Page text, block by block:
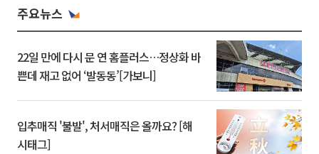
주요뉴스
22일 만에 다시 문 연 홈플러스…정상화 바
쁜데 재고 없어 ‘발동동’[가보니]
입추매직 '불발', 처서매직은 올까요? [해
시태그]